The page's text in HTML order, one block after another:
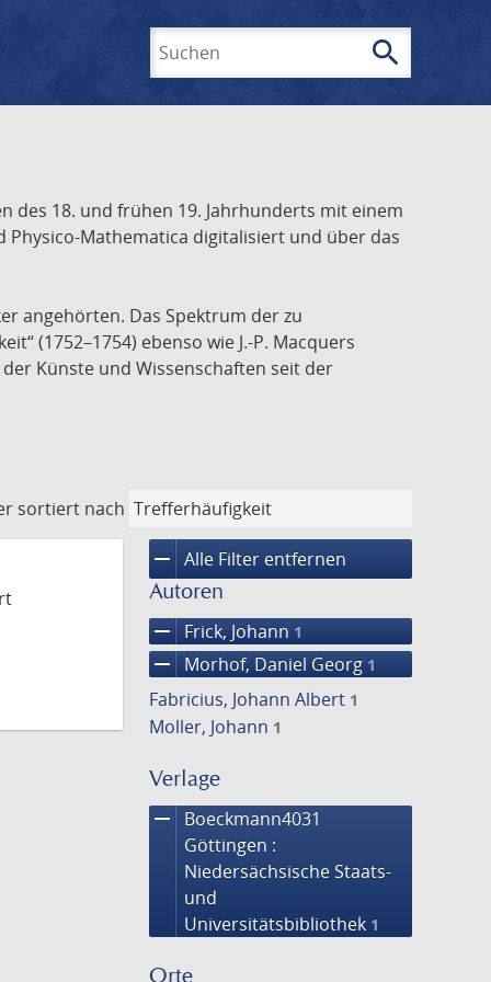
search
des 18. und frühen 19. Jahrhunderts mit einem
Physico-Mathematica digitalisiert und über das
angehörten. Das Spektrum der zu
(1752–1754) ebenso wie J.-P. Macquers
Künste und Wissenschaften seit der
sortiert nach
remove Alle Filter entfernen
Autoren
remove Frick, Johann 1
remove Morhof, Daniel Georg 1
Fabricius, Johann Albert 1
Moller, Johann 1
Verlage
remove
Boeckmann4031
Göttingen :
Niedersächsische Staats-
und
Universitätsbibliothek 1
Orte